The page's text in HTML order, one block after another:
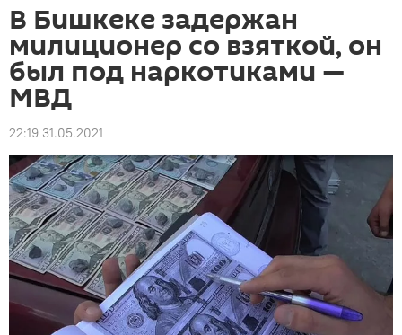
В Бишкеке задержан
милиционер со взяткой, он
был под наркотиками —
МВД
22:19 31.05.2021